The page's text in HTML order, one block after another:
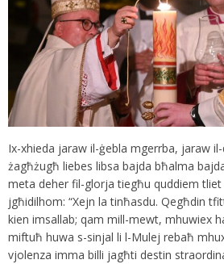
Ix-xhieda jaraw il-ġebla mgerrba, jaraw
żagħżugħ liebes libsa bajda bħalma
meta deher fil-glorja tiegħu quddiem
jgħidilhom: “Xejn la tinħasdu. Qegħdin
kien imsallab; qam mill-mewt, mhuwiex
miftuħ huwa s-sinjal li l-Mulej rebaħ
vjolenza imma billi jagħti destin